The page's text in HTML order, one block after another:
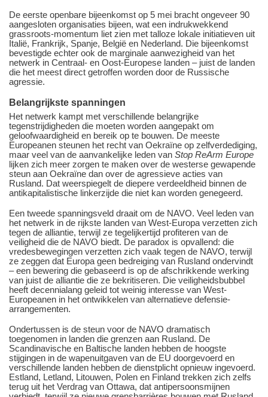
De eerste openbare bijeenkomst op 5 mei bracht ongeveer 90
aangesloten organisaties bijeen, wat een indrukwekkend
grassroots-momentum liet zien met talloze lokale initiatieven uit
Italië, Frankrijk, Spanje, België en Nederland. Die bijeenkomst
bevestigde echter ook de marginale aanwezigheid van het
netwerk in Centraal- en Oost-Europese landen – juist de landen
die het meest direct getroffen worden door de Russische
agressie.
Belangrijkste spanningen
Het netwerk kampt met verschillende belangrijke
tegenstrijdigheden die moeten worden aangepakt om
geloofwaardigheid en bereik op te bouwen. De meeste
Europeanen steunen het recht van Oekraïne op zelfverdediging,
maar veel van de aanvankelijke leden van Stop ReArm Europe
lijken zich meer zorgen te maken over de westerse gewapende
steun aan Oekraïne dan over de agressieve acties van
Rusland. Dat weerspiegelt de diepere verdeeldheid binnen de
antikapitalistische linkerzijde die niet kan worden genegeerd.
Een tweede spanningsveld draait om de NAVO. Veel leden van
het netwerk in de rijkste landen van West-Europa verzetten zich
tegen de alliantie, terwijl ze tegelijkertijd profiteren van de
veiligheid die de NAVO biedt. De paradox is opvallend: die
vredesbewegingen verzetten zich vaak tegen de NAVO, terwijl
ze zeggen dat Europa geen bedreiging van Rusland ondervindt
– een bewering die gebaseerd is op de afschrikkende werking
van juist de alliantie die ze bekritiseren. Die veiligheidsbubbel
heeft decennialang geleid tot weinig interesse van West-
Europeanen in het ontwikkelen van alternatieve defensie-
arrangementen.
Ondertussen is de steun voor de NAVO dramatisch
toegenomen in landen die grenzen aan Rusland. De
Scandinavische en Baltische landen hebben de hoogste
stijgingen in de wapenuitgaven van de EU doorgevoerd en
verschillende landen hebben de dienstplicht opnieuw ingevoerd.
Estland, Letland, Litouwen, Polen en Finland trekken zich zelfs
terug uit het Verdrag van Ottawa, dat antipersoonsmijnen